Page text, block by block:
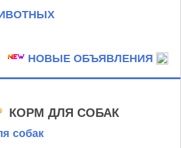
НОВЫЕ ОБЪЯВЛЕНИЯ
КОРМ ДЛЯ СОБАК
собак